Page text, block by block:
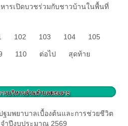
ารเปิดบวชร่วมกับชาวบ้านในพื้นที่
102 103 104 105
110 ต่อไป สุดท้าย
ฐมพยาบาลเบื้องต้นและการช่วยชีวิต
ำปีงบประมาณ 2569